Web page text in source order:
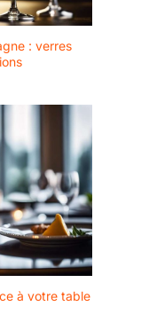
rupture
vous
n'hésitez
nous
vous le
2 verres à bière est
dans une belle
d'un cadeau pour
père, petit ami ou
à vos besoins.
pour les amateurs de
cet ensemble de
verres fantaisie est
parfait comme
de pendaison de
de fête des
et de vacances.
: verres
à votre table